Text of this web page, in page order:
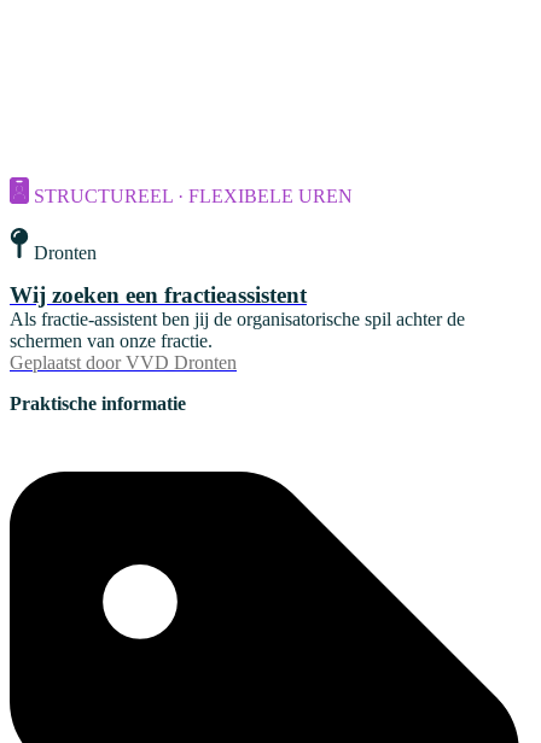
STRUCTUREEL · FLEXIBELE UREN
Dronten
Wij zoeken een fractieassistent
Als fractie-assistent ben jij de organisatorische spil achter de
schermen van onze fractie.
Geplaatst door VVD Dronten
Praktische informatie